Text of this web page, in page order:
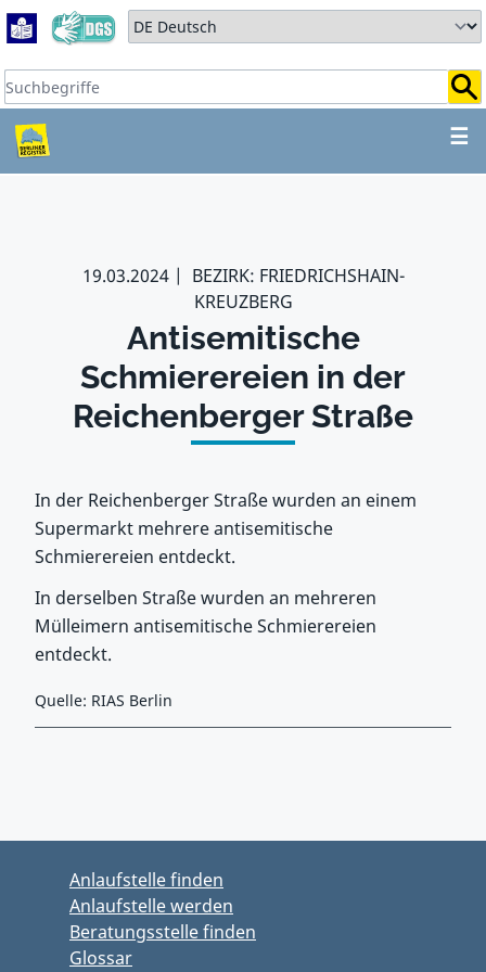
Zum Hauptbereich springen
Zum Hauptmenü springen
Sprache auswählen:
Suchbegriffe:
☰
ZUM HAUPTBEREICH
19.03.2024
BEZIRK: FRIEDRICHSHAIN-
KREUZBERG
Antisemitische
Schmierereien in der
Reichenberger Straße
In der Reichenberger Straße wurden an einem
Supermarkt mehrere antisemitische
Schmierereien entdeckt.
In derselben Straße wurden an mehreren
Mülleimern antisemitische Schmierereien
entdeckt.
Quelle: RIAS Berlin
Anlaufstelle finden
Anlaufstelle werden
Beratungsstelle finden
Glossar